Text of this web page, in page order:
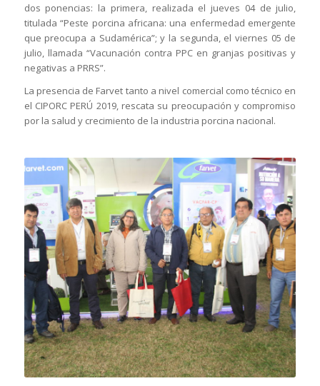
dos ponencias: la primera, realizada el jueves 04 de julio,
titulada “Peste porcina africana: una enfermedad emergente
que preocupa a Sudamérica”; y la segunda, el viernes 05 de
julio, llamada “Vacunación contra PPC en granjas positivas y
negativas a PRRS”.
La presencia de Farvet tanto a nivel comercial como técnico en
el CIPORC PERÚ 2019, rescata su preocupación y compromiso
por la salud y crecimiento de la industria porcina nacional.